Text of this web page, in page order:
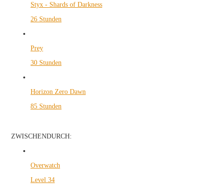
Styx - Shards of Darkness
26 Stunden
Prey
30 Stunden
Horizon Zero Dawn
85 Stunden
ZWISCHENDURCH:
Overwatch
Level 34